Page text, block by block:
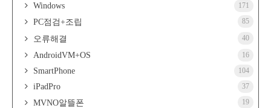
Windows 171
PC점검+조립 85
오류해결 40
AndroidVM+OS 16
SmartPhone 104
iPadPro 37
MVNO알뜰폰 19